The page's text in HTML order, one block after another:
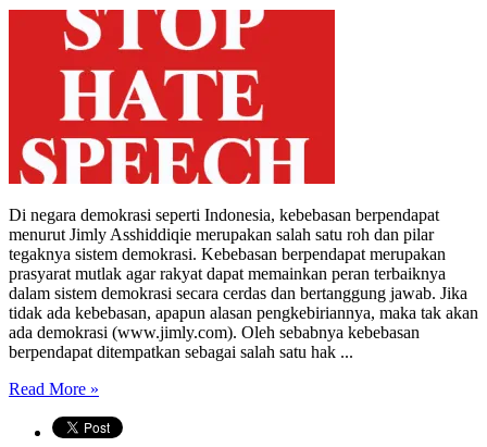
Di negara demokrasi seperti Indonesia, kebebasan berpendapat
menurut Jimly Asshiddiqie merupakan salah satu roh dan pilar
tegaknya sistem demokrasi. Kebebasan berpendapat merupakan
prasyarat mutlak agar rakyat dapat memainkan peran terbaiknya
dalam sistem demokrasi secara cerdas dan bertanggung jawab. Jika
tidak ada kebebasan, apapun alasan pengkebiriannya, maka tak akan
ada demokrasi (www.jimly.com). Oleh sebabnya kebebasan
berpendapat ditempatkan sebagai salah satu hak ...
Read More »